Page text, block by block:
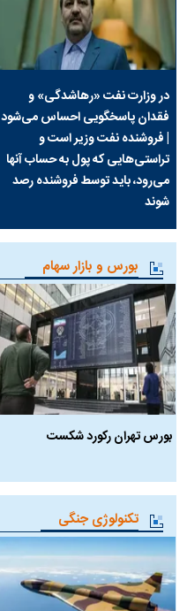
در وزارت نفت «رهاشدگی» و
فقدان پاسخگویی احساس می‌شود
| فروشنده نفت وزیر است و
تراستی‌هایی که پول به حساب آنها
می‌رود، باید توسط فروشنده رصد
شوند
بورس و بازار سهام
بورس تهران رکورد شکست
تکنولوژی جنگی